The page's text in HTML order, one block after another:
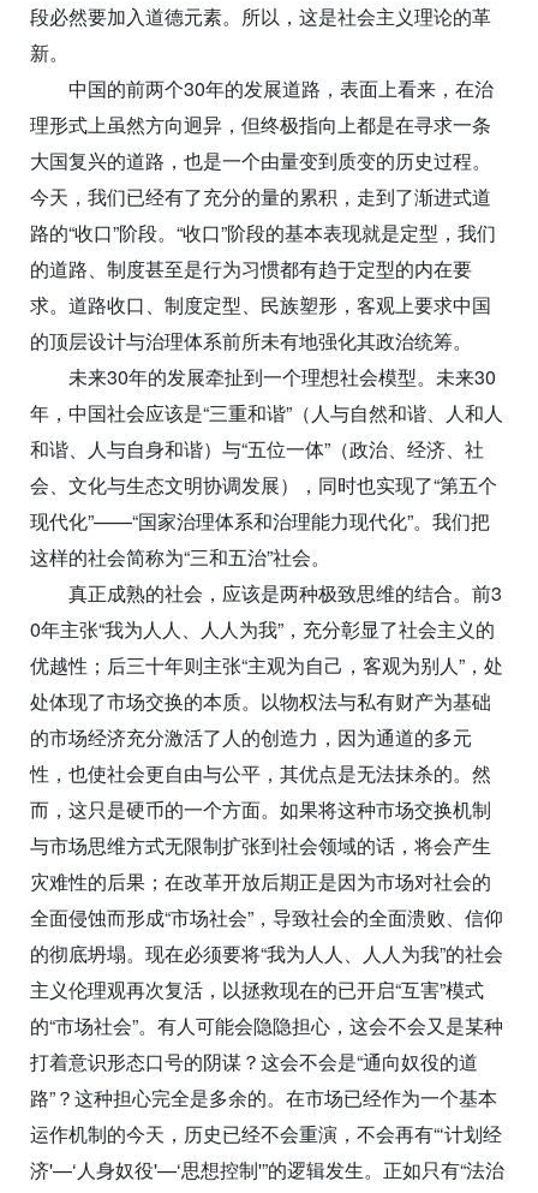
段必然要加入道德元素。所以，这是社会主义理论的革
新。
中国的前两个30年的发展道路，表面上看来，在治
理形式上虽然方向迥异，但终极指向上都是在寻求一条
大国复兴的道路，也是一个由量变到质变的历史过程。
今天，我们已经有了充分的量的累积，走到了渐进式道
路的“收口”阶段。“收口”阶段的基本表现就是定型，我们
的道路、制度甚至是行为习惯都有趋于定型的内在要
求。道路收口、制度定型、民族塑形，客观上要求中国
的顶层设计与治理体系前所未有地强化其政治统筹。
未来30年的发展牵扯到一个理想社会模型。未来30
年，中国社会应该是“三重和谐”（人与自然和谐、人和人
和谐、人与自身和谐）与“五位一体”（政治、经济、社
会、文化与生态文明协调发展），同时也实现了“第五个
现代化”——“国家治理体系和治理能力现代化”。我们把
这样的社会简称为“三和五治”社会。
真正成熟的社会，应该是两种极致思维的结合。前3
0年主张“我为人人、人人为我”，充分彰显了社会主义的
优越性；后三十年则主张“主观为自己，客观为别人”，处
处体现了市场交换的本质。以物权法与私有财产为基础
的市场经济充分激活了人的创造力，因为通道的多元
性，也使社会更自由与公平，其优点是无法抹杀的。然
而，这只是硬币的一个方面。如果将这种市场交换机制
与市场思维方式无限制扩张到社会领域的话，将会产生
灾难性的后果；在改革开放后期正是因为市场对社会的
全面侵蚀而形成“市场社会”，导致社会的全面溃败、信仰
的彻底坍塌。现在必须要将“我为人人、人人为我”的社会
主义伦理观再次复活，以拯救现在的已开启“互害”模式
的“市场社会”。有人可能会隐隐担心，这会不会又是某种
打着意识形态口号的阴谋？这会不会是“通向奴役的道
路”？这种担心完全是多余的。在市场已经作为一个基本
运作机制的今天，历史已经不会重演，不会再有“‘计划经
济'—‘人身奴役'—‘思想控制'”的逻辑发生。正如只有“法治